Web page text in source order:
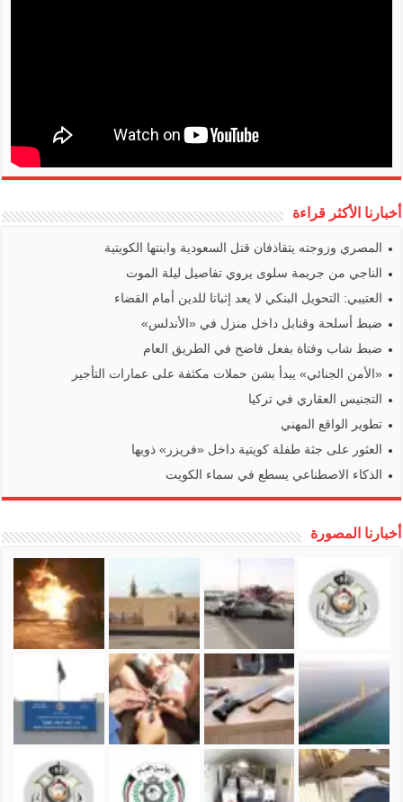
أخبارنا الأكثر قراءة
المصري وزوجته يتقاذفان قتل السعودية وابنتها الكويتية
الناجي من جريمة سلوى يروي تفاصيل ليلة الموت
العتيبي: التحويل البنكي لا يعد إثباتا للدين أمام القضاء
ضبط أسلحة وقنابل داخل منزل في «الأندلس»
ضبط شاب وفتاة بفعل فاضح في الطريق العام
«الأمن الجنائي» يبدأ بشن حملات مكثفة على عمارات التأجير
التجنيس العقاري في تركيا
تطوير الواقع المهني
العثور على جثة طفلة كويتية داخل «فريزر» ذويها
الذكاء الاصطناعي يسطع في سماء الكويت
أخبارنا المصورة